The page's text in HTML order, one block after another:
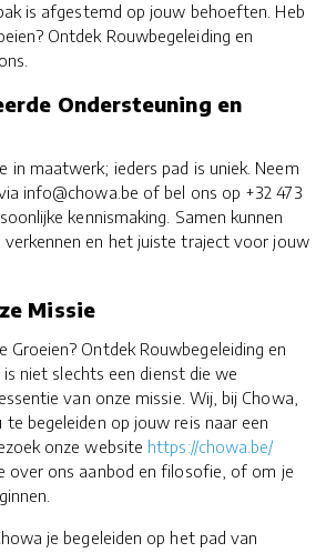
is afgestemd op jouw behoeften. Heb
Ontdek Rouwbegeleiding en
Ondersteuning en
in maatwerk; ieders pad is uniek. Neem
info@chowa.be of bel ons op +32 473
kennismaking. Samen kunnen
verkennen en het juiste traject voor jouw
Missie
Groeien? Ontdek Rouwbegeleiding en
niet slechts een dienst die we
van onze missie. Wij, bij Chowa,
begeleiden op jouw reis naar een
onze website https://chowa.be/
over ons aanbod en filosofie, of om je
je begeleiden op het pad van